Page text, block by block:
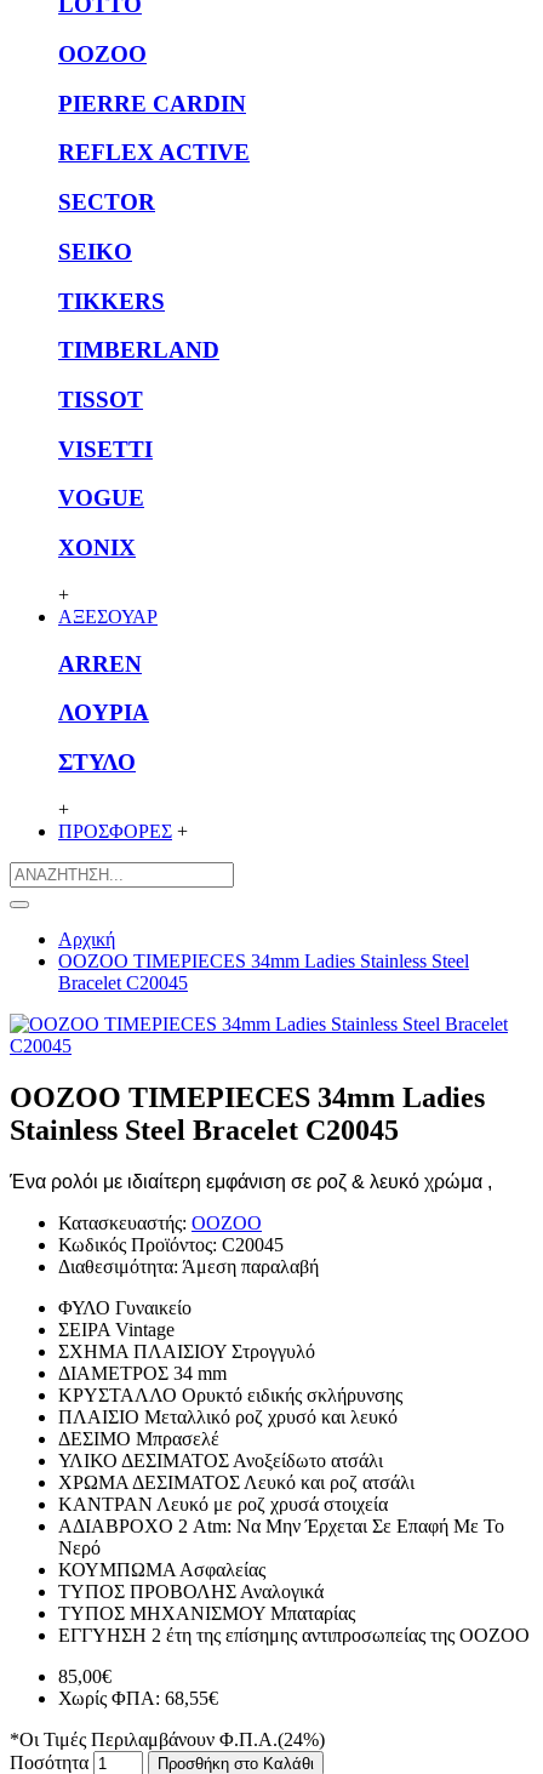
OOZOO
PIERRE CARDIN
REFLEX ACTIVE
SECTOR
SEIKO
TIKKERS
TIMBERLAND
TISSOT
VISETTI
VOGUE
XONIX
+
ΑΞΕΣΟΥΑΡ
ARREN
ΛΟΥΡΙΑ
ΣΤΥΛΟ
+
ΠΡΟΣΦΟΡΕΣ +
Αρχική
OOZOO TIMEPIECES 34mm Ladies Stainless Steel
Bracelet C20045
OOZOO TIMEPIECES 34mm Ladies
Stainless Steel Bracelet C20045
Ένα ρολόι με ιδιαίτερη εμφάνιση σε ροζ & λευκό χρώμα ,
Κατασκευαστής: OOZOO
Κωδικός Προϊόντος: C20045
Διαθεσιμότητα: Άμεση παραλαβή
ΦΥΛΟ Γυναικείο
ΣΕΙΡΑ Vintage
ΣΧΗΜΑ ΠΛΑΙΣΙΟΥ Στρογγυλό
ΔΙΑΜΕΤΡΟΣ 34 mm
ΚΡΥΣΤΑΛΛΟ Ορυκτό ειδικής σκλήρυνσης
ΠΛΑΙΣΙΟ Μεταλλικό ροζ χρυσό και λευκό
ΔΕΣΙΜΟ Μπρασελέ
ΥΛΙΚΟ ΔΕΣΙΜΑΤΟΣ Ανοξείδωτο ατσάλι
ΧΡΩΜΑ ΔΕΣΙΜΑΤΟΣ Λευκό και ροζ ατσάλι
ΚΑΝΤΡΑΝ Λευκό με ροζ χρυσά στοιχεία
ΑΔΙΑΒΡΟΧΟ 2 Atm: Να Μην Έρχεται Σε Επαφή Με Το
Νερό
ΚΟΥΜΠΩΜΑ Ασφαλείας
ΤΥΠΟΣ ΠΡΟΒΟΛΗΣ Αναλογικά
ΤΥΠΟΣ ΜΗΧΑΝΙΣΜΟΥ Μπαταρίας
ΕΓΓΥΗΣΗ 2 έτη της επίσημης αντιπροσωπείας της ΟΟΖΟΟ
85,00€
Χωρίς ΦΠΑ: 68,55€
*Οι Τιμές Περιλαμβάνουν Φ.Π.Α.(24%)
Ποσότητα
Προσθήκη στο Καλάθι